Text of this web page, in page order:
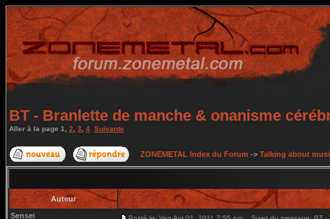
BT - Branlette de manche & onanisme
Aller à la page 1 2 3 4 Suivante
ZONEMETAL Index du Forum -> Talking about
Auteur
Sensei